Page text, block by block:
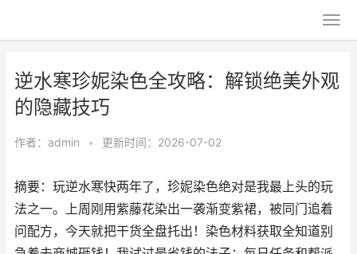
逆水寒珍妮染色全攻略：解锁绝美外观
的隐藏技巧
作者： admin • 更新时间：2026-07-02
摘要：玩逆水寒快两年了，珍妮染色绝对是我最上头的玩
法之一。上周刚用紫藤花染出一袭渐变紫裙，被同门追着
问配方，今天就把干货全盘托出！染色材料获取全知道别